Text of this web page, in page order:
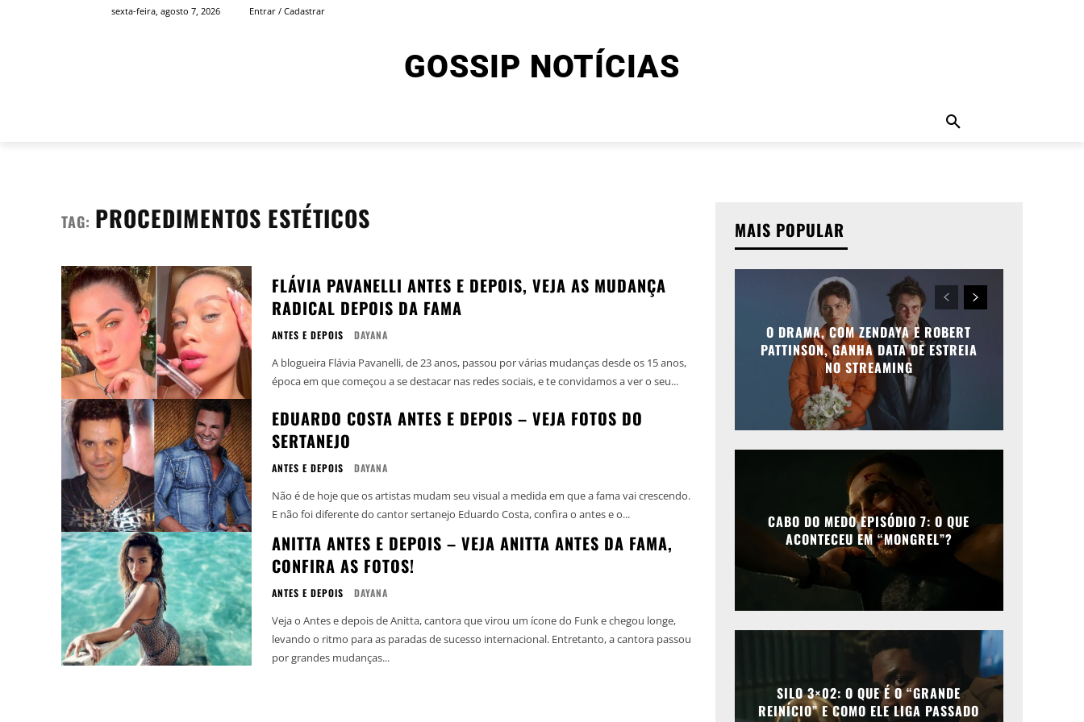
sexta-feira, agosto 7, 2026 Entrar / Cadastrar
GOSSIP NOTÍCIAS
TAG: PROCEDIMENTOS ESTÉTICOS
FLÁVIA PAVANELLI ANTES E DEPOIS, VEJA AS MUDANÇA
RADICAL DEPOIS DA FAMA
ANTES E DEPOIS DAYANA
A blogueira Flávia Pavanelli, de 23 anos, passou por várias mudanças desde os 15 anos,
época em que começou a se destacar nas redes sociais, e te convidamos a ver o seu...
EDUARDO COSTA ANTES E DEPOIS – VEJA FOTOS DO
SERTANEJO
ANTES E DEPOIS DAYANA
Não é de hoje que os artistas mudam seu visual a medida em que a fama vai crescendo.
E não foi diferente do cantor sertanejo Eduardo Costa, confira o antes e o...
ANITTA ANTES E DEPOIS – VEJA ANITTA ANTES DA FAMA,
CONFIRA AS FOTOS!
ANTES E DEPOIS DAYANA
Veja o Antes e depois de Anitta, cantora que virou um ícone do Funk e chegou longe,
levando o ritmo para as paradas de sucesso internacional. Entretanto, a cantora passou
por grandes mudanças...
MAIS POPULAR
O DRAMA, COM ZENDAYA E ROBERT
PATTINSON, GANHA DATA DE ESTREIA
NO STREAMING
CABO DO MEDO EPISÓDIO 7: O QUE
ACONTECEU EM “MONGREL”?
SILO 3×02: O QUE É O “GRANDE
REINÍCIO” E COMO ELE LIGA PASSADO